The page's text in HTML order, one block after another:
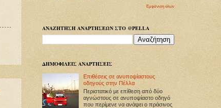
Εμφάνιση όλων
ΑΝΑΖΗΤΗΣΗ ΑΝΑΡΤΗΣΕΩΝ ΣΤΟ @PELLA
ΔΗΜΟΦΙΛΕΙΣ ΑΝΑΡΤΗΣΕΙΣ
Επιθέσεις σε ανυποψίαστους
οδηγούς στην Πέλλα
Περιστατικό με επίθεση από δύο
αγνώστους σε ανυποψίαστο οδηγό
που περίμενε να ανάψει ο πράσινος